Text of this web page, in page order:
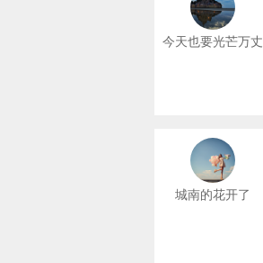
今天也要光芒万丈
城南的花开了